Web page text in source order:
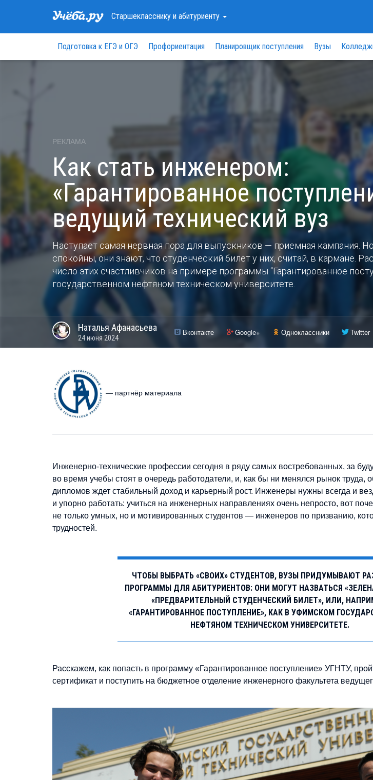
Старшеклассникуи абитуриенту
Подготовка к ЕГЭ и ОГЭ Профориентация Планировщик поступления Вузы
РЕКЛАМА
Как стать инженером:
«Гарантированное
ведущий технический вуз
Наступает самая нервная пора для выпускников — приемная кампания.
спокойны, они знают, что студенческий билет у них, считай, в кармане.
число этих счастливчиков на примере программы “Гарантированное
государственном нефтяном техническом университете.
НатальяАфанасьева
24 июня 2024
Вконтакте Google+ Одноклассники Twitter
— партнёр материала
Инженерно-технические профессии сегодня в ряду самых востребованных, за
во время учебы стоят в очередь работодатели, и, как бы ни менялся рынок труда,
дипломов ждет стабильный доход и карьерный рост. Инженеры нужны всегда и
и упорно работать: учиться на инженерных направлениях очень непросто, вот
не только умных, но и мотивированных студентов — инженеров по призванию,
трудностей.
ЧТОБЫ ВЫБРАТЬ «СВОИХ» СТУДЕНТОВ, ВУЗЫ ПРИДУМЫВАЮТ
ПРОГРАММЫ ДЛЯ АБИТУРИЕНТОВ: ОНИ МОГУТ НАЗВАТЬСЯ
«ПРЕДВАРИТЕЛЬНЫЙ СТУДЕНЧЕСКИЙ БИЛЕТ», ИЛИ,
«ГАРАНТИРОВАННОЕ ПОСТУПЛЕНИЕ», КАК В УФИМСКОМ
НЕФТЯНОМ ТЕХНИЧЕСКОМ УНИВЕРСИТЕТЕ.
Расскажем, как попасть в программу «Гарантированное поступление» УГНТУ,
сертификат и поступить на бюджетное отделение инженерного факультета